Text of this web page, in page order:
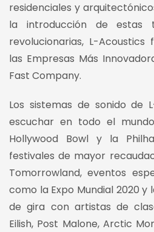
residenciales y
la introducción de estas
revolucionarias, L-
las Empresas Más
Fast Company.
Los sistemas de sonido de
escuchar en todo el
Hollywood Bowl y la
festivales de mayor
Tomorrowland, eventos
como la Expo Mundial 2020 y
de gira con artistas de
Eilish, Post Malone, Arctic